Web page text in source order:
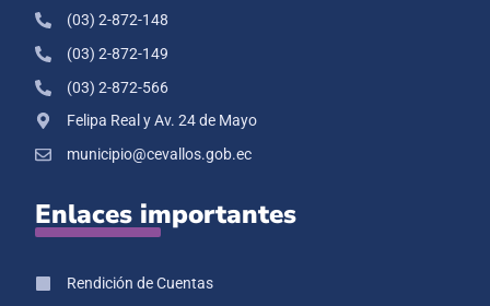
(03) 2-872-148
(03) 2-872-149
(03) 2-872-566
Felipa Real y Av. 24 de Mayo
municipio@cevallos.gob.ec
Enlaces importantes
Rendición de Cuentas